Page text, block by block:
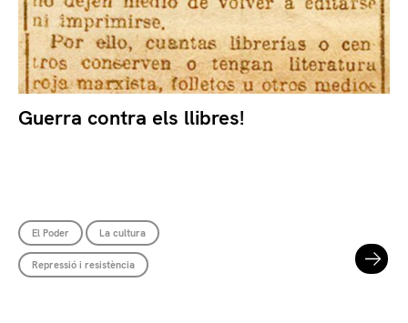
Guerra contra els llibres!
El Poder La cultura
Repressió i resistència